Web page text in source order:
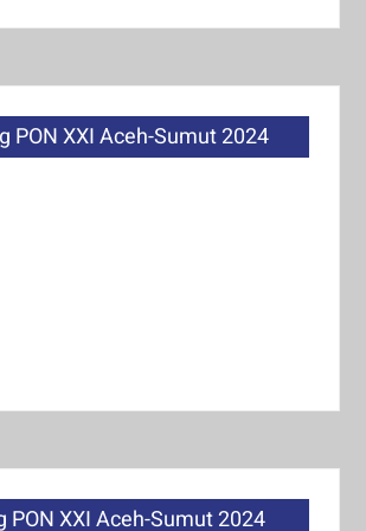
PON XXI Aceh-Sumut 2024
PON XXI Aceh-Sumut 2024